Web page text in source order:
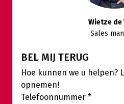
Wietze de
Sales
BEL MIJ TERUG
Hoe kunnen we u helpen?
opnemen!
Telefoonnummer *